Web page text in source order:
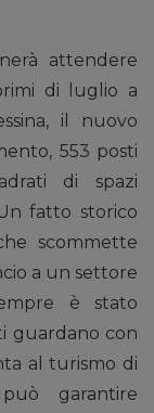
attendere
di luglio a
il nuovo
553 posti
di spazi
fatto storico
scommette
a un settore
è stato
guardano con
al turismo di
garantire